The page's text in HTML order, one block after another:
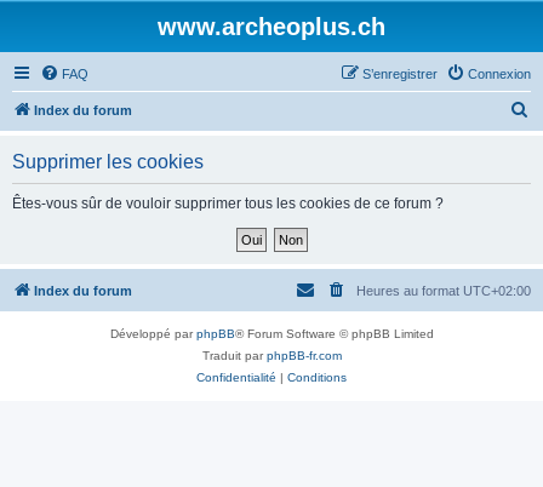
www.archeoplus.ch
FAQ Connexion
S’enregistrer
Index du forum
h
Supprimer les cookies
Êtes-vous sûr de vouloir supprimer tous les cookies de ce forum ?
Index du forum Heures au format UTC+02:00
Développé parphpBB® Forum Software © phpBB Limited
Traduit parphpBB-fr.com
Confidentialité | Conditions